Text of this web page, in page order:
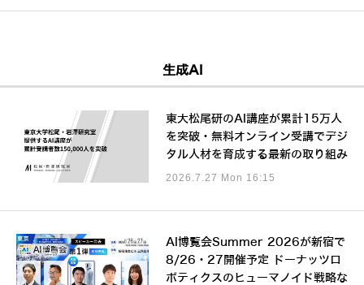
生成AI
東大松尾研のAI講座が累計15万人
を突破・無料オンライン受講でデジ
タル人材を育成する最新の取り組み
2026.7.27 Mon 16:15
AI博覧会Summer 2026が新宿で
8/26・27開催予定 ドーナッツロ
ボティクスのヒューマノイド戦略な